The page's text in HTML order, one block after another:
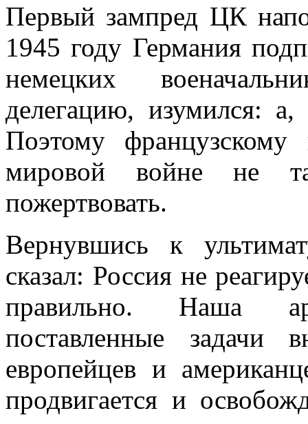
Первый зампред ЦК
1945 году Германия
немецких
делегацию, изумился:
Поэтому
мировой войне не
пожертвовать.
Вернувшись к
сказал: Россия не
правильно. Наша
поставленные задачи
европейцев и
продвигается и